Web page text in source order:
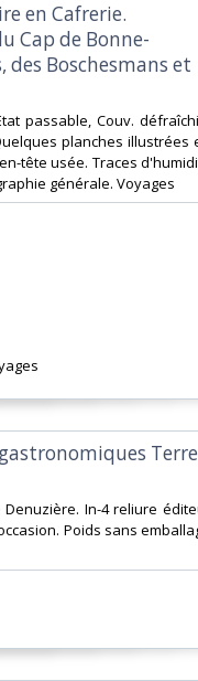
en Cafrerie.
Cap de Bonne-
Boschesmans et
passable, Couv.
planches illustrées
tête usée. Traces
générale. Voyages‎
Terre
In-4 reliure
Poids sans